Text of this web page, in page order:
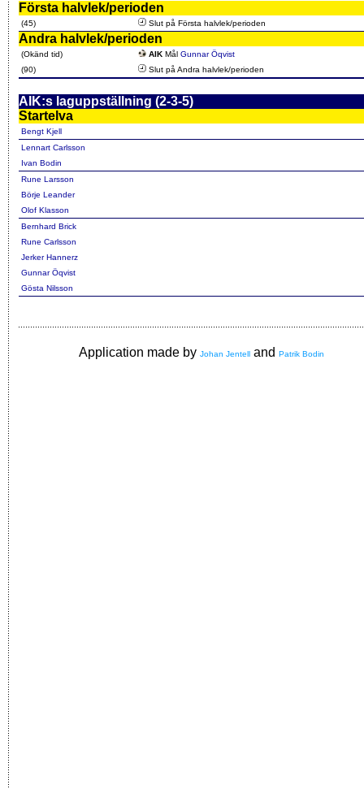
Första halvlek/perioden
(45) Slut på Första halvlek/perioden
Andra halvlek/perioden
(Okänd tid) AIK Mål Gunnar Öqvist
(90)
Slut på Andra halvlek/perioden
AIK:s laguppställning (2-3-5)
Startelva
Bengt Kjell
Lennart Carlsson
Ivan Bodin
Rune Larsson
Börje Leander
Olof Klasson
Bernhard Brick
Rune Carlsson
Jerker Hannerz
Gunnar Öqvist
Gösta Nilsson
Application made by Johan Jentell and Patrik Bodin